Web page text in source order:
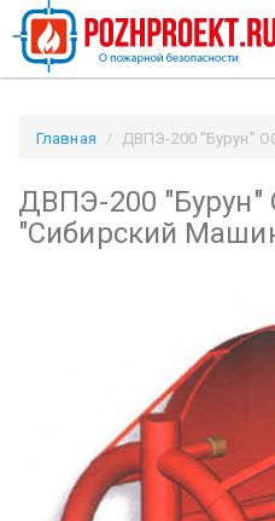
Главная
ДВПЭ-200 "Бурун"
ДВПЭ-200
"Сибирский